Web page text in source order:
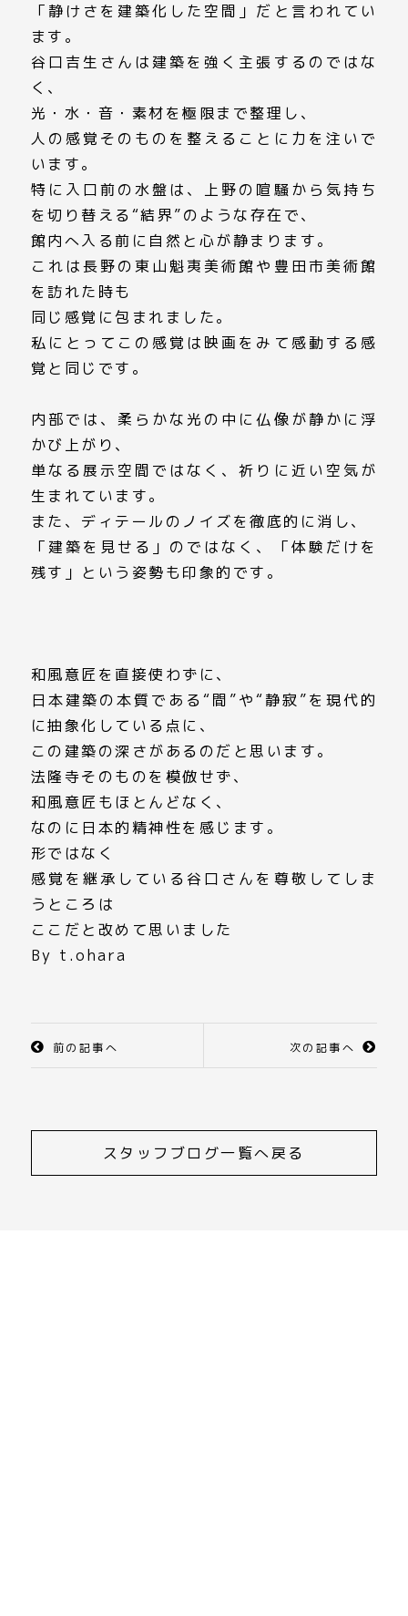
「静けさを建築化した空間」だと言われてい
ます 。
谷口吉生さんは建築を強く主張するのではな
く、
光・水・音・素材を極限まで整理し、
人の感覚そのものを整えることに力を注いで
います。
特に入口前の水盤は、上野の喧騒から気持ち
を切り替える“結界”のような存在で、
館内へ入る前に自然と心が静まります。
これは長野の東山魁夷美術館や豊田市美術館
を訪れた時も
同じ感覚に包まれました。
私にとってこの感覚は映画をみて感動する感
覚と同じです。
内部では、柔らかな光の中に仏像が静かに浮
かび上がり、
単なる展示空間ではなく、祈りに近い空気が
生まれています。
また、ディテールのノイズを徹底的に消し、
「建築を見せる」のではなく、「体験だけを
残す」という姿勢も印象的です。
和風意匠を直接使わずに、
日本建築の本質である“間”や“静寂”を現代的
に抽象化している点に、
この建築の深さがあるのだと思います。
法隆寺そのものを模倣せず、
和風意匠もほとんどなく、
なのに日本的精神性を感じます。
形ではなく
感覚を継承している谷口さんを尊敬してしま
うところは
ここだと改めて思いました
By t.ohara
前の記事へ 次の記事へ
スタッフブログ一覧へ戻る